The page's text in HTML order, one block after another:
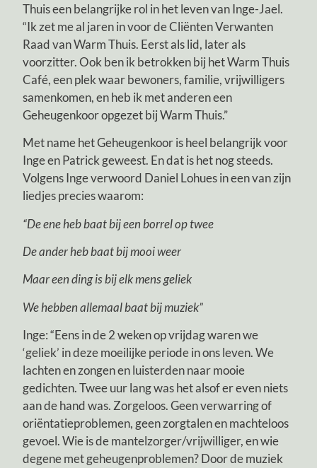
Thuis een belangrijke rol in het leven van Inge-Jael.
“Ik zet me al jaren in voor de Cliënten Verwanten
Raad van Warm Thuis. Eerst als lid, later als
voorzitter. Ook ben ik betrokken bij het Warm Thuis
Café, een plek waar bewoners, familie, vrijwilligers
samenkomen, en heb ik met anderen een
Geheugenkoor opgezet bij Warm Thuis.”
Met name het Geheugenkoor is heel belangrijk voor
Inge en Patrick geweest. En dat is het nog steeds.
Volgens Inge verwoord Daniel Lohues in een van zijn
liedjes precies waarom:
“De ene heb baat bij een borrel op twee
De ander heb baat bij mooi weer
Maar een ding is bij elk mens geliek
We hebben allemaal baat bij muziek”
Inge: “Eens in de 2 weken op vrijdag waren we
‘geliek’ in deze moeilijke periode in ons leven. We
lachten en zongen en luisterden naar mooie
gedichten. Twee uur lang was het alsof er even niets
aan de hand was. Zorgeloos. Geen verwarring of
oriëntatieproblemen, geen zorgtalen en machteloos
gevoel. Wie is de mantelzorger/vrijwilliger, en wie
degene met geheugenproblemen? Door de muziek